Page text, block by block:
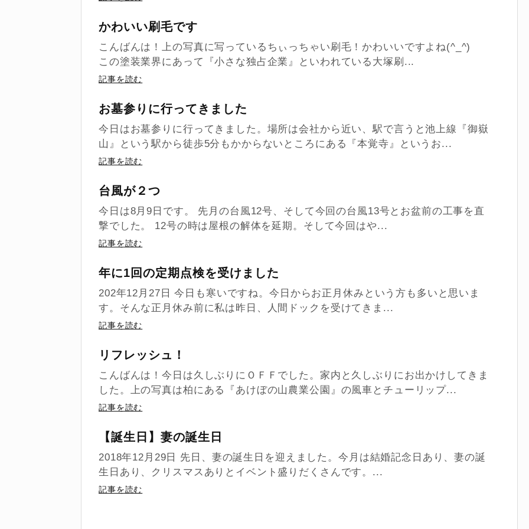
かわいい刷毛です
こんばんは！上の写真に写っているちぃっちゃい刷毛！かわいいですよね(^_^)
この塗装業界にあって『小さな独占企業』といわれている大塚刷...
記事を読む
お墓参りに行ってきました
今日はお墓参りに行ってきました。場所は会社から近い、駅で言うと池上線『御嶽
山』という駅から徒歩5分もかからないところにある『本覚寺』というお...
記事を読む
台風が２つ
今日は8月9日です。 先月の台風12号、そして今回の台風13号とお盆前の工事を直
撃でした。 12号の時は屋根の解体を延期。そして今回はや...
記事を読む
年に1回の定期点検を受けました
202年12月27日 今日も寒いですね。今日からお正月休みという方も多いと思いま
す。そんな正月休み前に私は昨日、人間ドックを受けてきま...
記事を読む
リフレッシュ！
こんばんは！今日は久しぶりにＯＦＦでした。家内と久しぶりにお出かけしてきま
した。上の写真は柏にある『あけぼの山農業公園』の風車とチューリップ...
記事を読む
【誕生日】妻の誕生日
2018年12月29日 先日、妻の誕生日を迎えました。今月は結婚記念日あり、妻の誕
生日あり、クリスマスありとイベント盛りだくさんです。...
記事を読む